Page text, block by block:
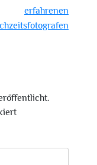
erfahrenen